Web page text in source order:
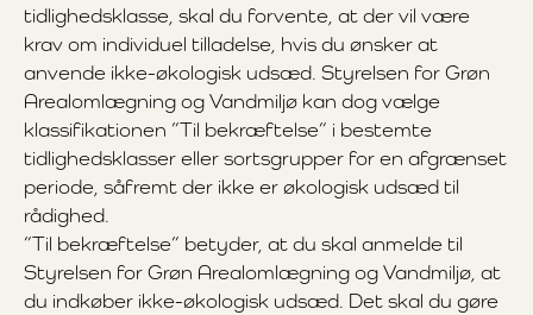
tidlighedsklasse, skal du forvente, at der vil være
krav om individuel tilladelse, hvis du ønsker at
anvende ikke-økologisk udsæd. Styrelsen for Grøn
Arealomlægning og Vandmiljø kan dog vælge
klassifikationen ”Til bekræftelse” i bestemte
tidlighedsklasser eller sortsgrupper for en afgrænset
periode, såfremt der ikke er økologisk udsæd til
rådighed.
”Til bekræftelse” betyder, at du skal anmelde til
Styrelsen for Grøn Arealomlægning og Vandmiljø, at
du indkøber ikke-økologisk udsæd. Det skal du gøre